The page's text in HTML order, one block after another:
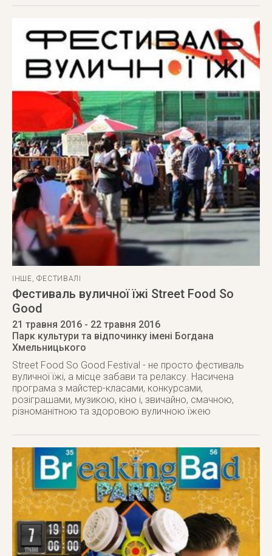
ІНШЕ,ФЕСТИВАЛІ
Фестиваль вуличної їжі Street Food So
Good
21 травня 2016 - 22 травня 2016
Парк культури та відпочинку імені Богдана
Хмельницького
Street Food So Good Festival - не просто фестиваль
вуличної їжі, а місце забави та релаксу. Насичена
програма з майстер-класами, конкурсами,
розіграшами, музикою, кіно і, звичайно, смачною,
різноманітною та здоровою вуличною їжею